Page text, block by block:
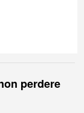
perdere